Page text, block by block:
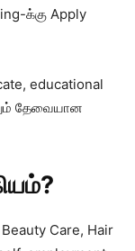
க்கு Apply
educational
தேவையான
Care, Hair